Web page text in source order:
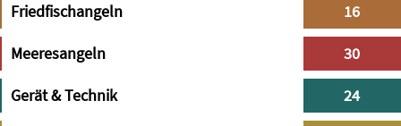
Friedfischangeln 16
Meeresangeln 30
Gerät & Technik 24